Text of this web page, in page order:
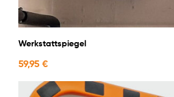
Werkstattspiegel
59,95 €